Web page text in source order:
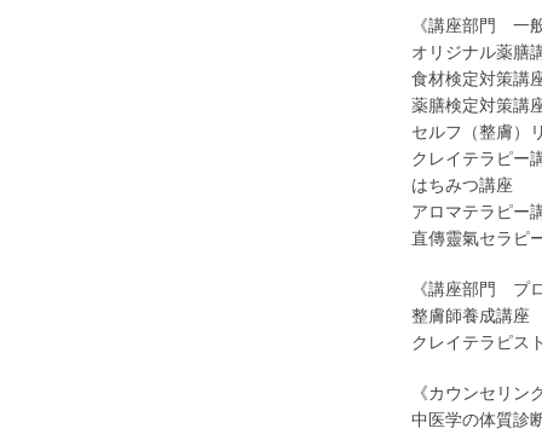
《講座部門 一
オリジナル薬膳
食材検定対策講
薬膳検定対策講
セルフ（整膚）
クレイテラピー
はちみつ講座
アロマテラピー
直傳靈氣セラピ
《講座部門 プ
整膚師養成講座
クレイテラピス
《カウンセリン
中医学の体質診